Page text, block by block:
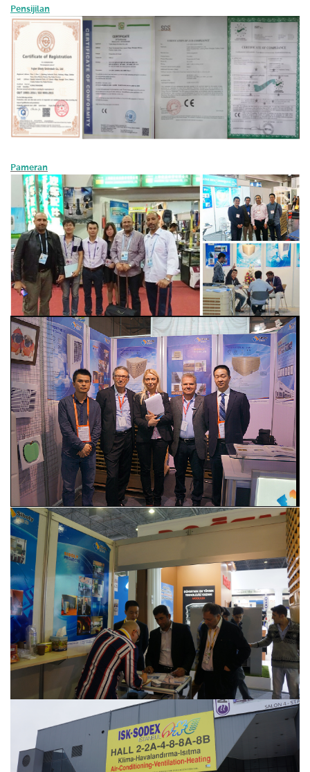
Pensijilan
Pameran